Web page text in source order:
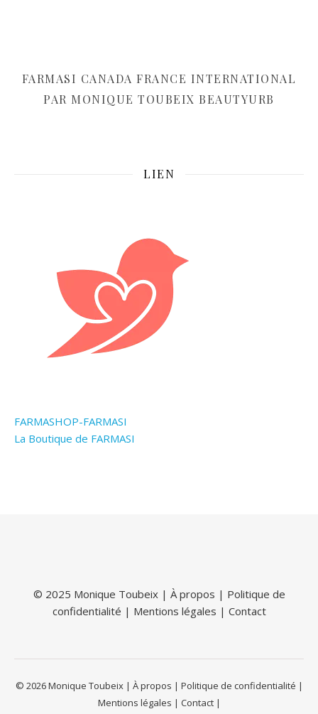
FARMASI CANADA FRANCE INTERNATIONAL
PAR MONIQUE TOUBEIX BEAUTYURB
LIEN
FARMASHOP-FARMASI
La Boutique de FARMASI
© 2025 Monique Toubeix | À propos | Politique de
confidentialité | Mentions légales | Contact
© 2026 Monique Toubeix | À propos | Politique de confidentialité |
Mentions légales | Contact |